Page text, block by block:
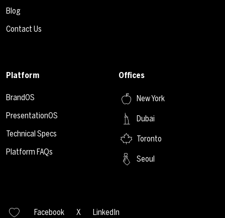
Blog
Contact Us
Platform
BrandOS
PresentationOS
Technical Specs
Platform FAQs
Offices
New York
Dubai
Toronto
Seoul
Facebook X LinkedIn